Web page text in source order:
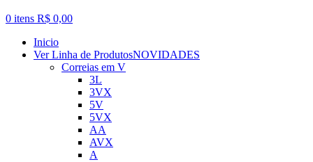
0 itens R$ 0,00
Inicio
Ver Linha de ProdutosNOVIDADES
Correias em V
3L
3VX
5V
5VX
AA
AVX
A